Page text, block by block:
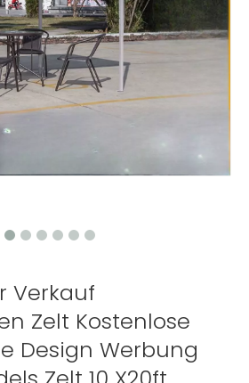
Verkauf
Zelt Kostenlose
Design Werbung